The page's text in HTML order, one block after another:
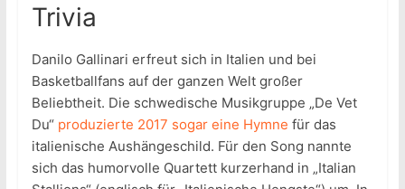
Trivia
Danilo Gallinari erfreut sich in Italien und bei
Basketballfans auf der ganzen Welt großer
Beliebtheit. Die schwedische Musikgruppe „De Vet
Du“ produzierte 2017 sogar eine Hymne für das
italienische Aushängeschild. Für den Song nannte
sich das humorvolle Quartett kurzerhand in „Italian